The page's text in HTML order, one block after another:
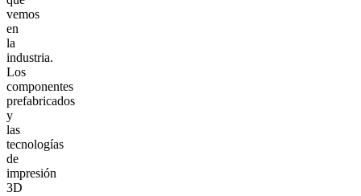
vemos
en
la
industria.
Los
componentes
prefabricados
y
las
tecnologías
de
impresión
3D